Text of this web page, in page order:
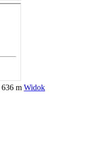
636 m Widok